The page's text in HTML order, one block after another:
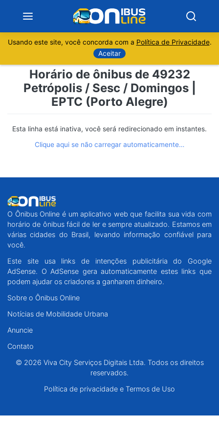
Sobre
Minas Gerais
São Paulo
Espírito Santo
Paraná
Santa Catarina
Centro-Oeste
Norte
Usando este site, você concorda com a Política de Privacidade.
Aceitar
Horário de ônibus de 49232
Petrópolis / Sesc / Domingos |
EPTC (Porto Alegre)
Esta linha está inativa, você será redirecionado em instantes.
Clique aqui se não carregar automaticamente…
O Ônibus Online é um aplicativo web que facilita sua vida com
horário de ônibus fácil de ler e sempre atualizado. Estamos em
várias cidades do Brasil, levando informação confiável para
você.
Este site usa links de intenções publicitária do Google
AdSense. O AdSense gera automaticamente estes links que
podem ajudar os criadores a ganharem dinheiro.
Sobre o Ônibus Online
Notícias de Mobilidade Urbana
Anuncie
Contato
© 2026 Viva City Serviços Digitais Ltda. Todos os direitos
reservados.
Política de privacidade e Termos de Uso